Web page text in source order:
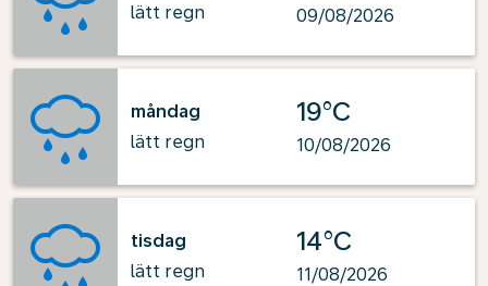
lätt regn
09/08/2026
måndag
lätt regn
19°C
10/08/2026
tisdag
lätt regn
14°C
11/08/2026